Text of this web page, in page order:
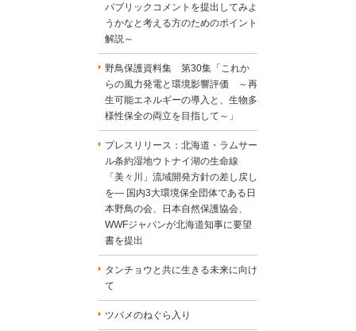
パブリックコメントを提出してみよ
うかなと考える方のためのポイント
解説～
野鳥保護資料集 第30集「これか
らの風力発電と環境影響評価 ～再
生可能エネルギーの導入と、生物多
様性保全の両立を目指して～」
プレスリリース：北海道・ラムサー
ル条約湿地ウトナイ湖の生命線
「美々川」流域開発方針の差し戻し
を― 国内3大環境保全団体である日
本野鳥の会、日本自然保護協会、
WWFジャパンが北海道知事に要望
書を提出
タンチョウと共に生きる未来に向け
て
ツバメのねぐら入り